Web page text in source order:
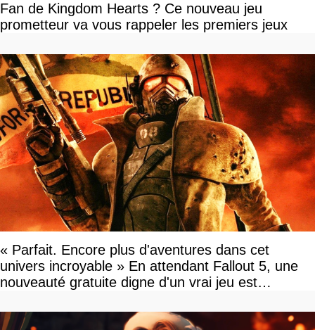
Fan de Kingdom Hearts ? Ce nouveau jeu
prometteur va vous rappeler les premiers jeux
« Parfait. Encore plus d'aventures dans cet
univers incroyable » En attendant Fallout 5, une
nouveauté gratuite digne d'un vrai jeu est